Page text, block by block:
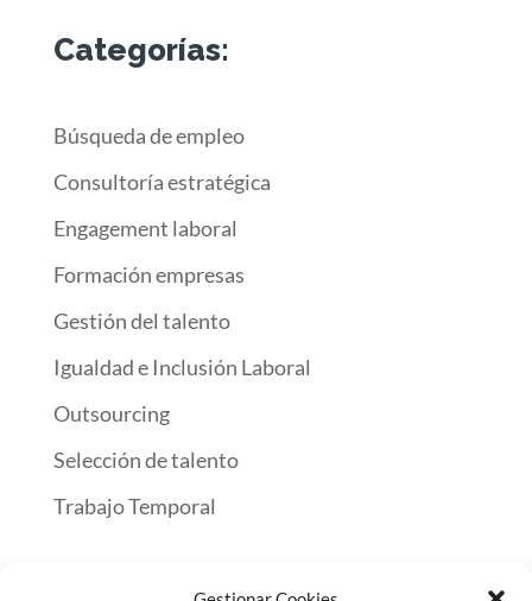
Categorías:
Búsqueda de empleo
Consultoría estratégica
Engagement laboral
Formación empresas
Gestión del talento
Igualdad e Inclusión Laboral
Outsourcing
Selección de talento
Trabajo Temporal